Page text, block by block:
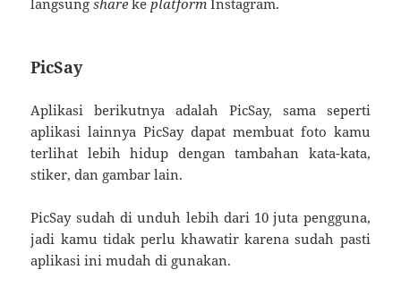
PicSay
Aplikasi berikutnya adalah PicSay, sama seperti
aplikasi lainnya PicSay dapat membuat foto kamu
terlihat lebih hidup dengan tambahan kata-kata,
stiker, dan gambar lain.
PicSay sudah di unduh lebih dari 10 juta pengguna,
jadi kamu tidak perlu khawatir karena sudah pasti
aplikasi ini mudah di gunakan.